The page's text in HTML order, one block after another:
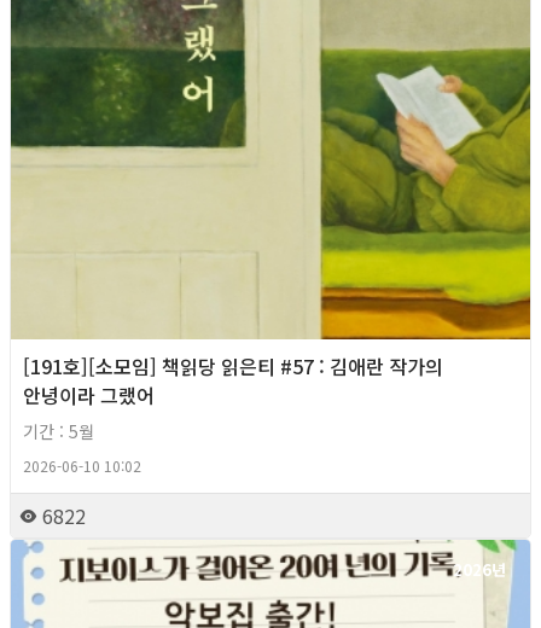
[191호][소모임] 책읽당 읽은티 #57 : 김애란 작가의
안녕이라 그랬어
기간 : 5월
2026-06-10 10:02
6822
2026년